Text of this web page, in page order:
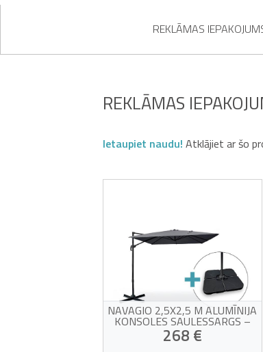
REKLĀMAS
REKLĀMAS
Ietaupiet naudu! Atklājiet ar šo
NAVAGIO 2,5X2,5 M ALUMĪNIJA
KONSOLES SAULESSARGS –
360° ROTĀCIJA, NOLIECAMS,
PELĒKS + BALASTA PLĀKSNES
268 €